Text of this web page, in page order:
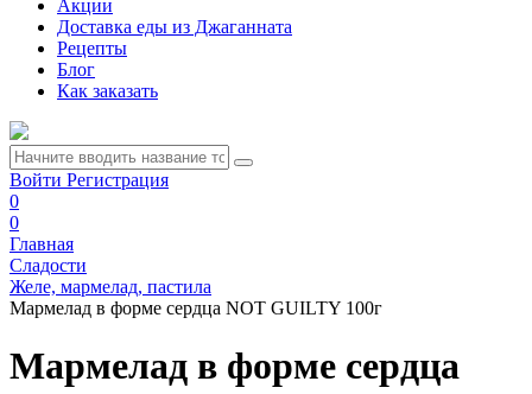
Акции
Доставка еды из Джаганната
Рецепты
Блог
Как заказать
Войти Регистрация
0
0
Главная
Сладости
Желе, мармелад, пастила
Мармелад в форме сердца NOT GUILTY 100г
Мармелад в форме сердца